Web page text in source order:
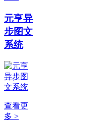
元亨异
步图文
系统
查看更
多 >